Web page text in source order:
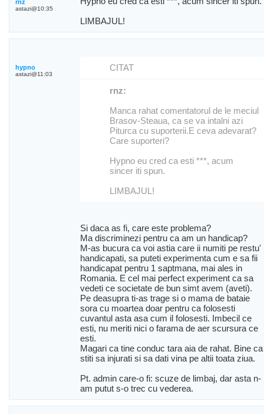
rnz
astazi@10:35
LIMBAJUL!
hypno
astazi@11:03
CITAT
rnz:
Manca rahat comentatorul de le meciul
Brasov-Steaua, ca se va intalni azi
Piturca cu suporterii.E ceva adevarat?
Care suporteri?
Hypno eu cred ca esti ***, acum
sincer iti spun.
LIMBAJUL!
Si daca as fi, care este problema?
Ma discriminezi pentru ca am un handicap?
M-as bucura ca voi astia care ii numiti pe restu'
handicapati, sa puteti experimenta cum e sa fii
handicapat pentru 1 saptmana, mai ales in
Romania. E cel mai perfect experiment ca sa
vedeti ce societate de bun simt avem (aveti).
Pe deasupra ti-as trage si o mama de bataie
sora cu moartea doar pentru ca folosesti
cuvantul asta asa cum il folosesti. Imbecil ce
esti, nu meriti nici o farama de aer scursura ce
esti.
Magari ca tine conduc tara aia de rahat. Bine ca
stiti sa injurati si sa dati vina pe altii toata ziua.
Pt. admin care-o fi: scuze de limbaj, dar asta n-
am putut s-o trec cu vederea.